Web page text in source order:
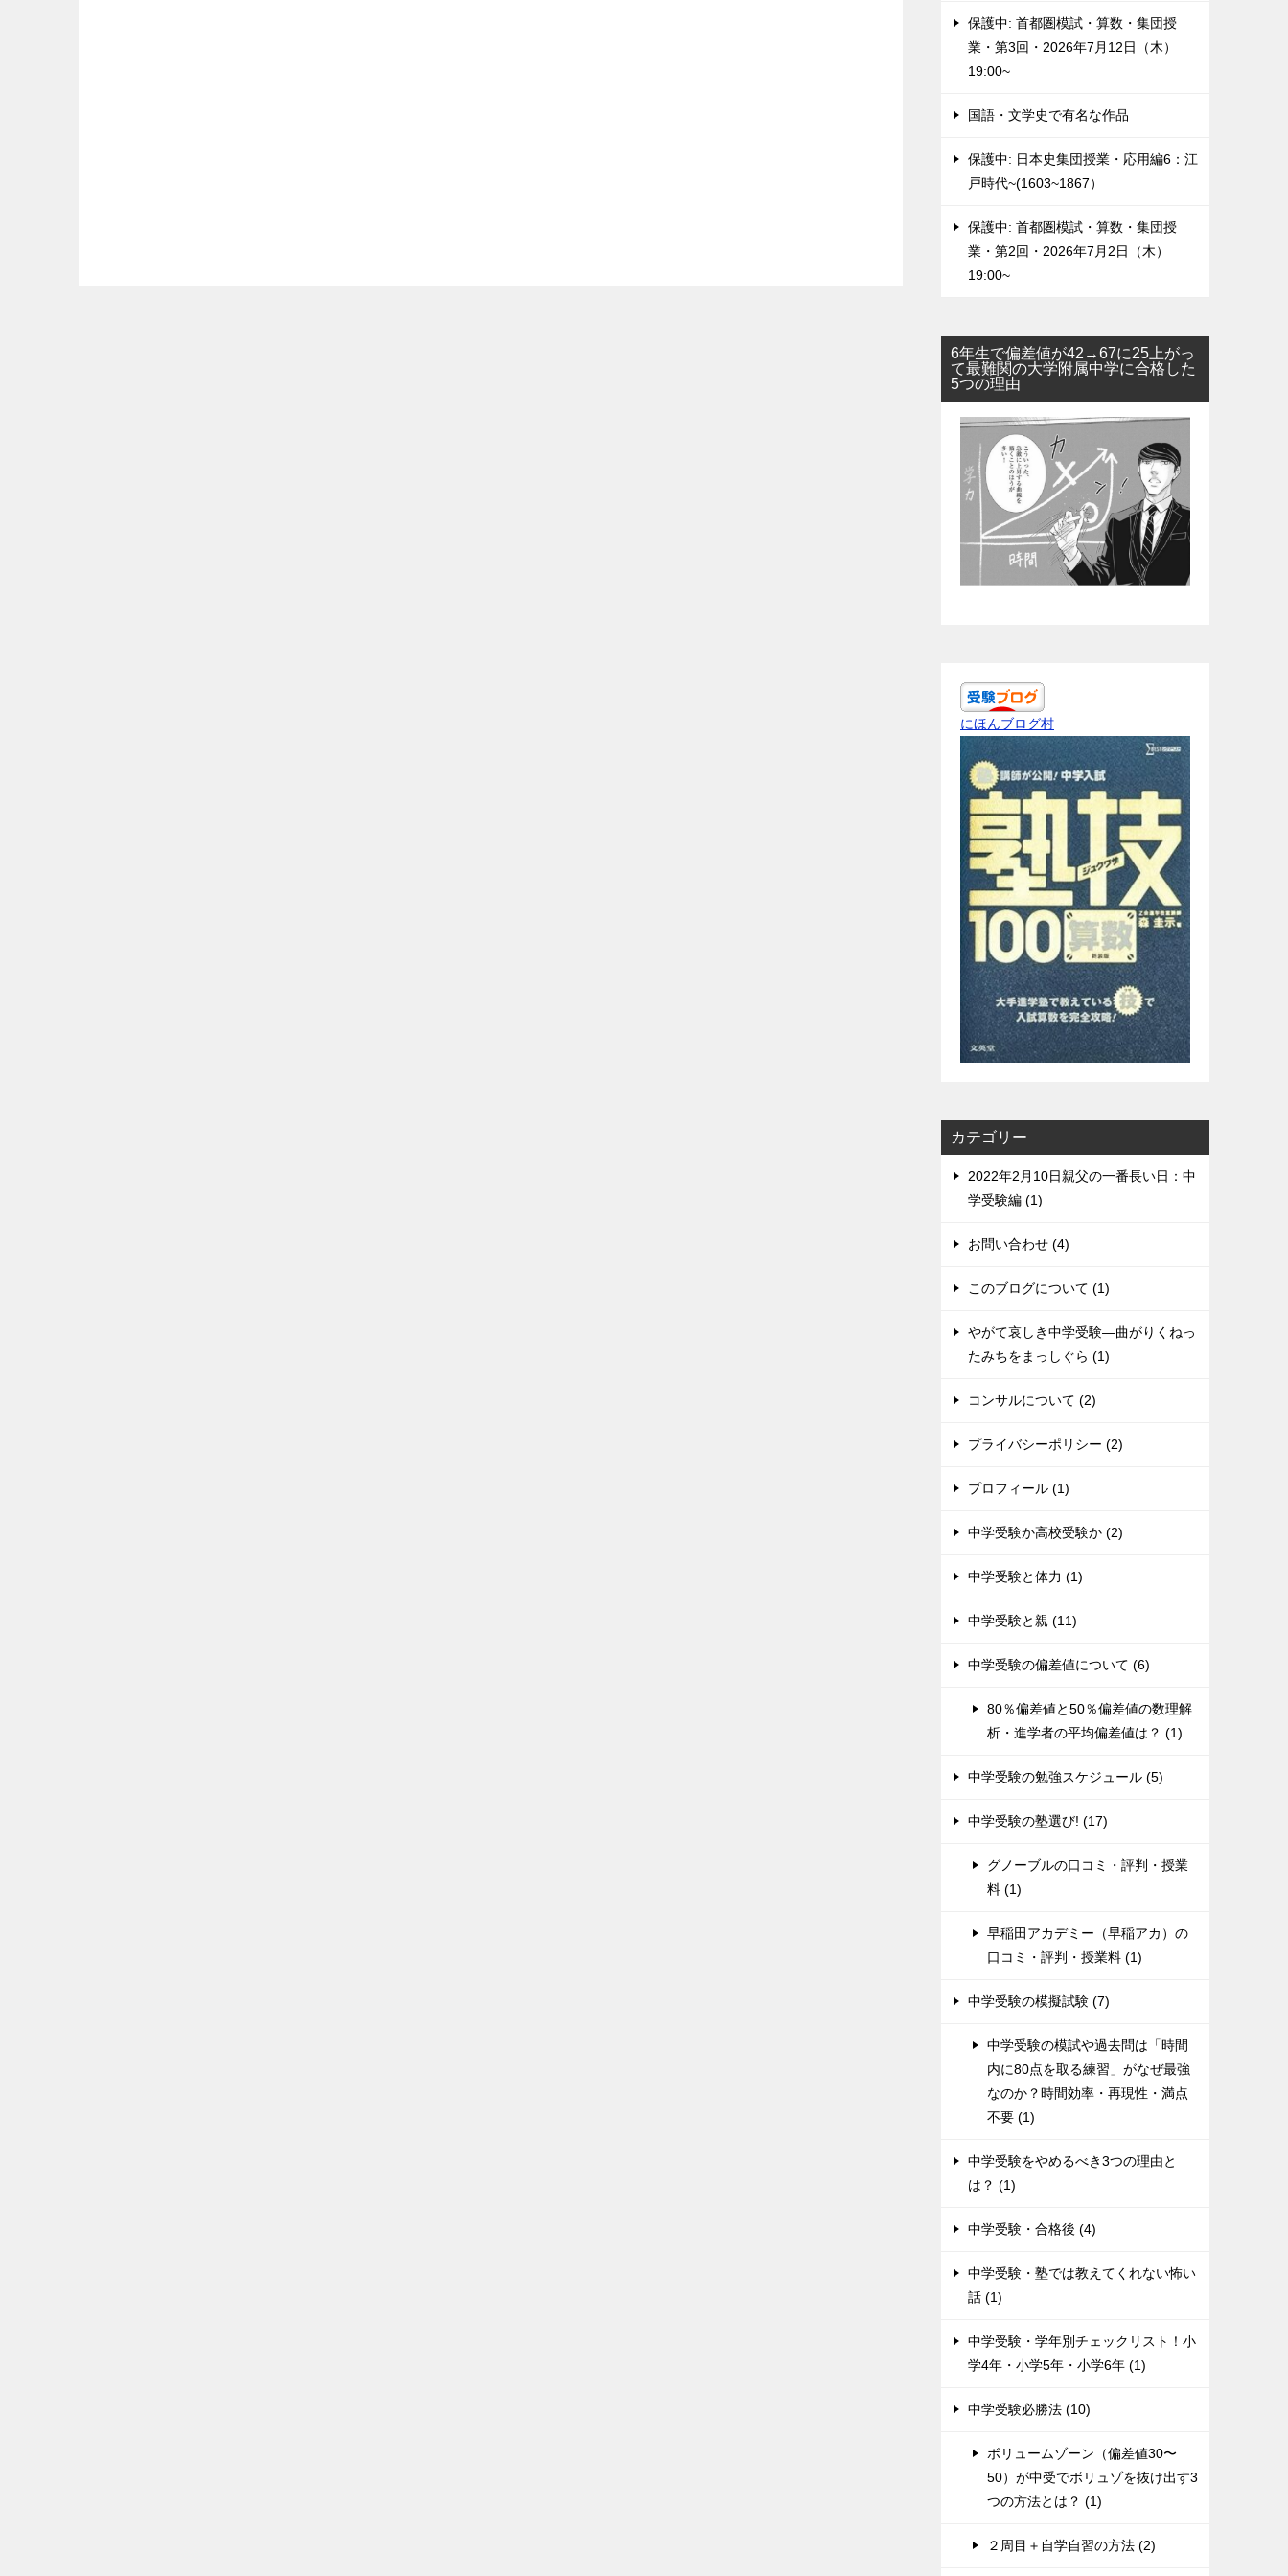
保護中: 首都圏模試・算数・集団授
業・第3回・2026年7月12日（木）
19:00~
国語・文学史で有名な作品
保護中: 日本史集団授業・応用編6：江
戸時代~(1603~1867）
保護中: 首都圏模試・算数・集団授
業・第2回・2026年7月2日（木）
19:00~
6年生で偏差値が42→67に25上がっ
て最難関の大学附属中学に合格した
5つの理由
にほんブログ村
カテゴリー
2022年2月10日親父の一番長い日：中
学受験編 (1)
お問い合わせ (4)
このブログについて (1)
やがて哀しき中学受験―曲がりくねっ
たみちをまっしぐら (1)
コンサルについて (2)
プライバシーポリシー (2)
プロフィール (1)
中学受験か高校受験か (2)
中学受験と体力 (1)
中学受験と親 (11)
中学受験の偏差値について (6)
80％偏差値と50％偏差値の数理解
析・進学者の平均偏差値は？ (1)
中学受験の勉強スケジュール (5)
中学受験の塾選び! (17)
グノーブルの口コミ・評判・授業
料 (1)
早稲田アカデミー（早稲アカ）の
口コミ・評判・授業料 (1)
中学受験の模擬試験 (7)
中学受験の模試や過去問は「時間
内に80点を取る練習」がなぜ最強
なのか？時間効率・再現性・満点
不要 (1)
中学受験をやめるべき3つの理由と
は？ (1)
中学受験・合格後 (4)
中学受験・塾では教えてくれない怖い
話 (1)
中学受験・学年別チェックリスト！小
学4年・小学5年・小学6年 (1)
中学受験必勝法 (10)
ボリュームゾーン（偏差値30〜
50）が中受でボリュゾを抜け出す3
つの方法とは？ (1)
２周目＋自学自習の方法 (2)